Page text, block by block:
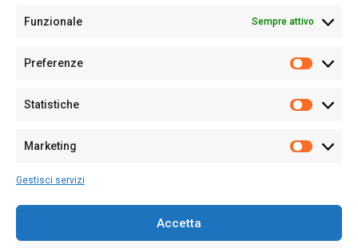
Funzionale Sempre attivo
Preferenze
Statistiche
Marketing
Gestisci servizi
Accetta
Sede:Via Cristoforo Colombo 09013 Carbonia
Partita IVA02270380922
128/2020 del 10/02/2020
Per la Pubblicità: